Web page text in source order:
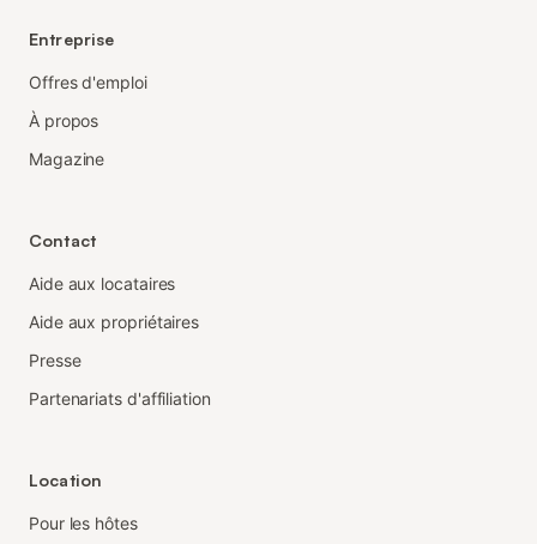
Entreprise
Offres d'emploi
À propos
Magazine
Contact
Aide aux locataires
Aide aux propriétaires
Presse
Partenariats d'affiliation
Location
Pour les hôtes